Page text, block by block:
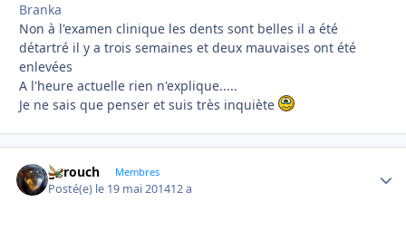
Branka
Non à l'examen clinique les dents sont belles il a été
détartré il y a trois semaines et deux mauvaises ont été
enlevées
A l'heure actuelle rien n'explique.....
Je ne sais que penser et suis très inquiète
garouch Membres
Posté(e) le 19 mai 201412 a